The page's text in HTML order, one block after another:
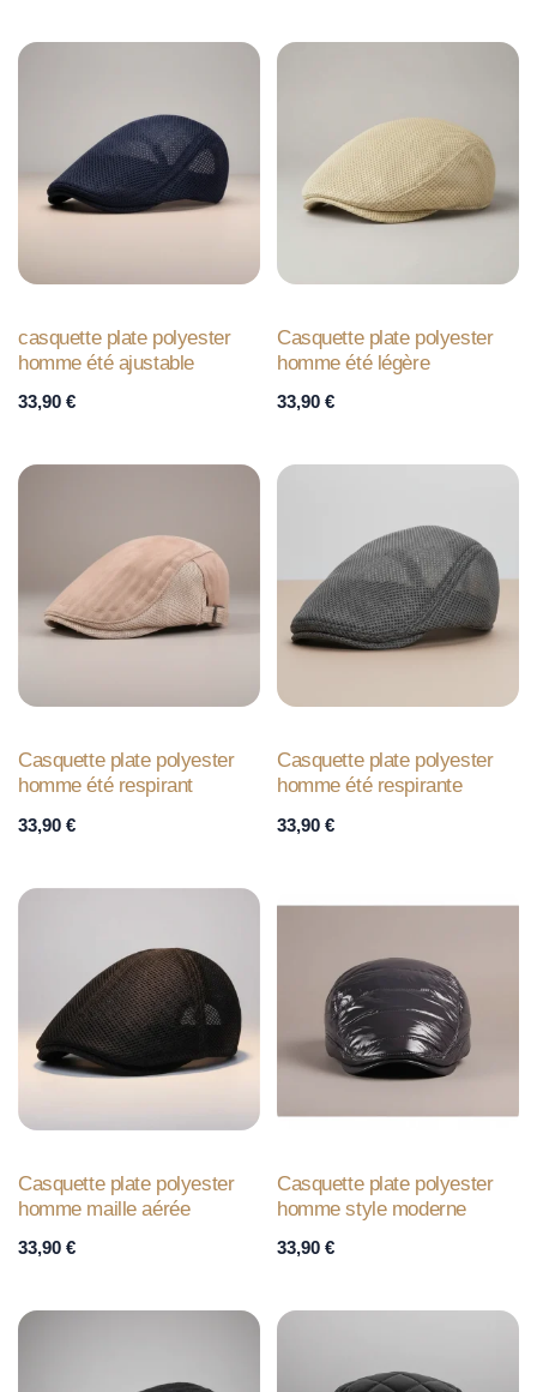
casquette plate polyester
homme été ajustable
33,90 €
Casquette plate polyester
homme été légère
33,90 €
Casquette plate polyester
homme été respirant
33,90 €
Casquette plate polyester
homme été respirante
33,90 €
Casquette plate polyester
homme maille aérée
33,90 €
Casquette plate polyester
homme style moderne
33,90 €